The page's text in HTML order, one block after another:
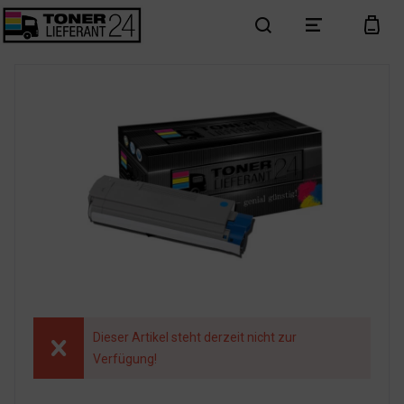
search menu cart
Dieser Artikel steht derzeit nicht zur
Verfügung!